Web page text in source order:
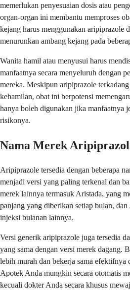
memerlukan penyesuaian dosis atau
organ-organ ini membantu memproses
kejang harus menggunakan aripiprazole
menurunkan ambang kejang pada
Wanita hamil atau menyusui harus
manfaatnya secara menyeluruh dengan
mereka. Meskipun aripiprazole
kehamilan, obat ini berpotensi
hanya boleh digunakan jika manfaatnya
risikonya.
Nama Merek
Aripiprazole tersedia dengan beberapa
menjadi versi yang paling terkenal dan
merek lainnya termasuk Aristada, yang
panjang yang diberikan setiap bulan,
injeksi bulanan lainnya.
Versi generik aripiprazole juga tersedia
yang sama dengan versi merek dagang.
lebih murah dan bekerja sama efektifnya
Apotek Anda mungkin secara otomatis
kecuali dokter Anda secara khusus